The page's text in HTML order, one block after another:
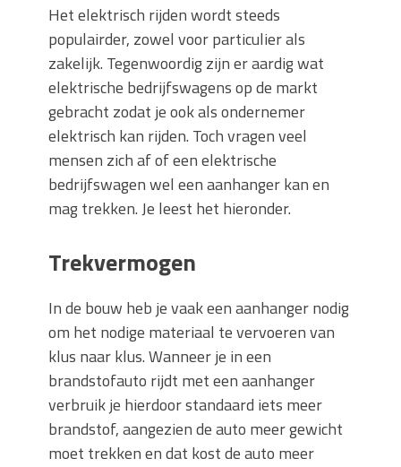
dakdekkersbedrijf?
Het elektrisch rijden wordt steeds
populairder, zowel voor particulier als
zakelijk. Tegenwoordig zijn er aardig wat
elektrische bedrijfswagens op de markt
gebracht zodat je ook als ondernemer
elektrisch kan rijden. Toch vragen veel
mensen zich af of een elektrische
bedrijfswagen wel een aanhanger kan en
mag trekken. Je leest het hieronder.
Trekvermogen
In de bouw heb je vaak een aanhanger nodig
om het nodige materiaal te vervoeren van
klus naar klus. Wanneer je in een
brandstofauto rijdt met een aanhanger
verbruik je hierdoor standaard iets meer
brandstof, aangezien de auto meer gewicht
moet trekken en dat kost de auto meer